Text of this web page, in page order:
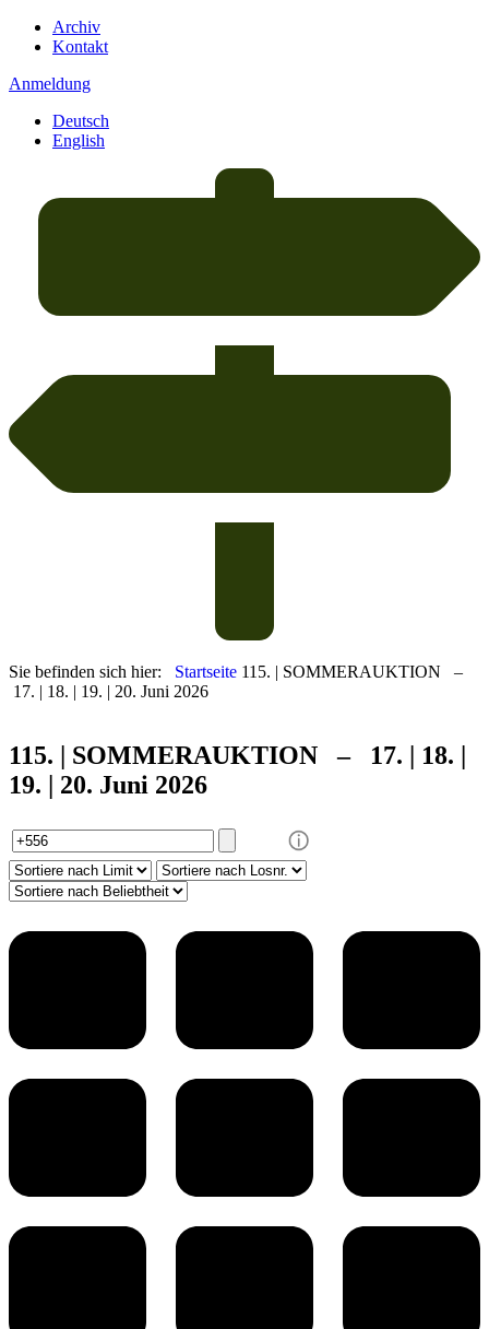
Archiv
Kontakt
Anmeldung
Deutsch
English
Sie befinden sich hier: Startseite 115. | SOMMERAUKTION –
17. | 18. | 19. | 20. Juni 2026
115. | SOMMERAUKTION – 17. | 18. |
19. | 20. Juni 2026